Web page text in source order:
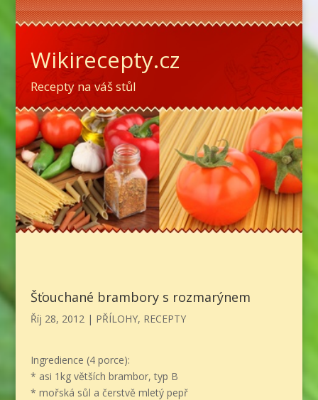
Wikirecepty.cz
Recepty na váš stůl
Šťouchané brambory s rozmarýnem
Říj 28, 2012| PŘÍLOHY, RECEPTY
Ingredience (4 porce):
* asi 1kg větších brambor, typ B
* mořská sůl a čerstvě mletý pepř